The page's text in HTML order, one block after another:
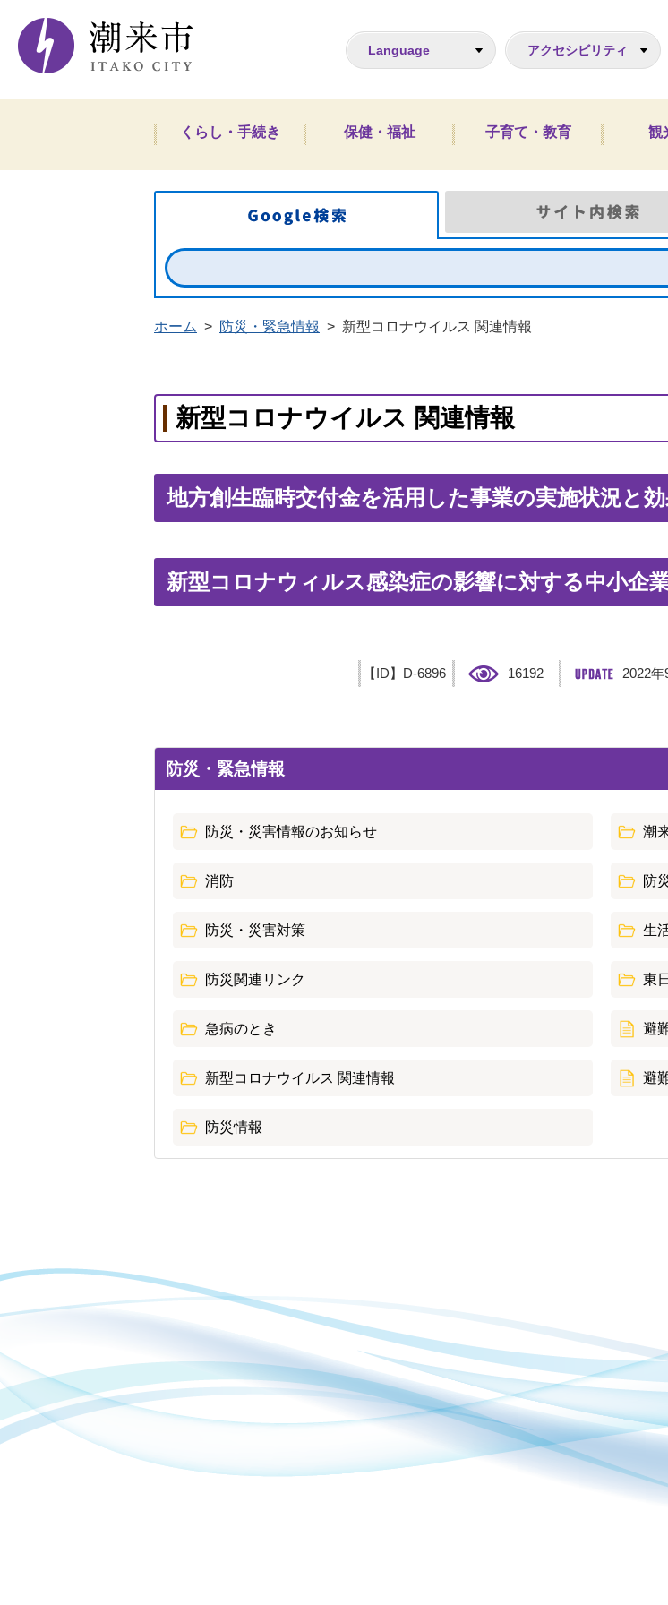
潮来市ホームページ
Language アクセシビリティ
くらし・手続き 保健・福祉 子育て・教育 観
Google検索
ホーム > 防災・緊急情報 > 新型コロナウイルス 関連情報
新型コロナウイルス 関連情報
地方創生臨時交付金を活用した事業の実施状況と
新型コロナウィルス感染症の影響に対する中小企
【ID】 D-6896 16192 2022年
防災・緊急情報
防災・災害情報のお知らせ 潮
消防 防
防災・災害対策 生
防災関連リンク 東
急病のとき 避
新型コロナウイルス 関連情報 避
防災情報